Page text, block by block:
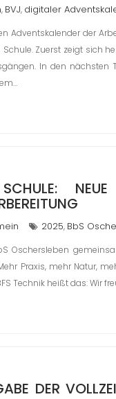
, BVJ, digitaler
Adventskalender der
Zuerst zeigt sich
In den
2025, BbS
Oschersleben
Praxis, mehr Natur,
Technik heißt das: Wir
DER